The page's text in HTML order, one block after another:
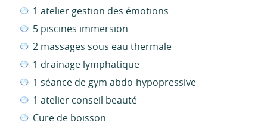
1 atelier gestion des émotions
5 piscines immersion
2 massages sous eau thermale
1 drainage lymphatique
1 séance de gym abdo-hypopressive
1 atelier conseil beauté
Cure de boisson